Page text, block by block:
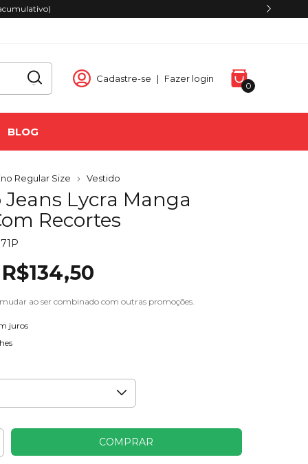
Cadastre-se | Fazer login
0
BLOG
Regular Size Vestido
Jeans Lycra Manga
Recortes
R$134,50
ao ser combinado com outras promoções.
juros